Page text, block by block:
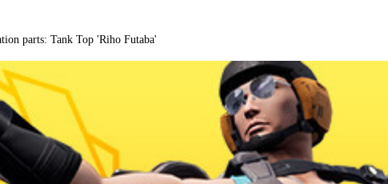
parts: Tank Top 'Riho Futaba'